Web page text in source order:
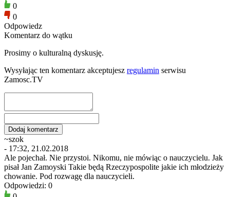
0
0
Odpowiedz
Komentarz do wątku
Prosimy o kulturalną dyskusję.
Wysyłając ten komentarz akceptujesz regulamin serwisu
Zamosc.TV
~szok
- 17:32, 21.02.2018
Ale pojechał. Nie przystoi. Nikomu, nie mówiąc o nauczycielu. Jak
pisał Jan Zamoyski Takie będą Rzeczypospolite jakie ich młodzieży
chowanie. Pod rozwagę dla nauczycieli.
Odpowiedzi: 0